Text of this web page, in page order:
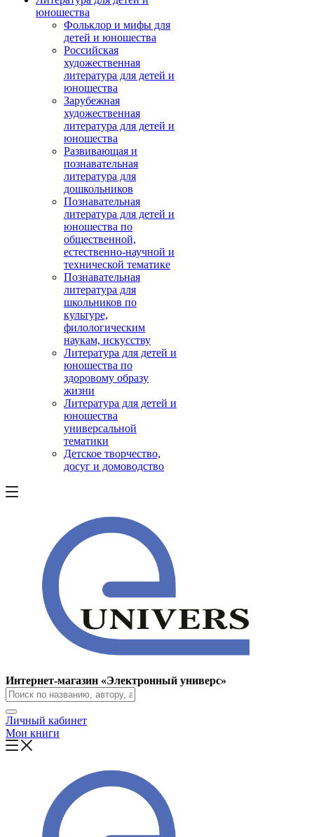
юношества
Фольклор и мифы для
детей и юношества
Российская
художественная
литература для детей и
юношества
Зарубежная
художественная
литература для детей и
юношества
Развивающая и
познавательная
литература для
дошкольников
Познавательная
литература для детей и
юношества по
общественной,
естественно-научной и
технической тематике
Познавательная
литература для
школьников по
культуре,
филологическим
наукам, искусству
Литература для детей и
юношества по
здоровому образу
жизни
Литература для детей и
юношества
универсальной
тематики
Детское творчество,
досуг и домоводство
Интернет-магазин «Электронный универс»
Личный кабинет
Мои книги